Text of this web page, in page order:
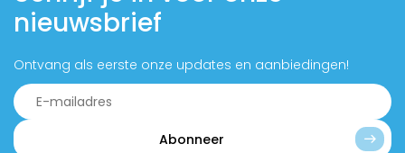
nieuwsbrief
Ontvang als eerste onze updates en aanbiedingen!
Abonneer